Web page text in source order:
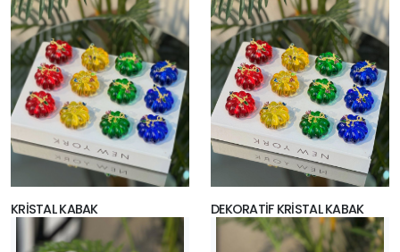
KRİSTAL KABAK DEKORATİF KRİSTAL KABAK